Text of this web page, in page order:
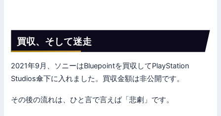
買収、そして迷走
2021年9月、ソニーはBluepointを買収してPlayStation
Studios傘下に入れました。買収金額は非公開です。
その後の流れは、ひと言で言えば「悲劇」です。